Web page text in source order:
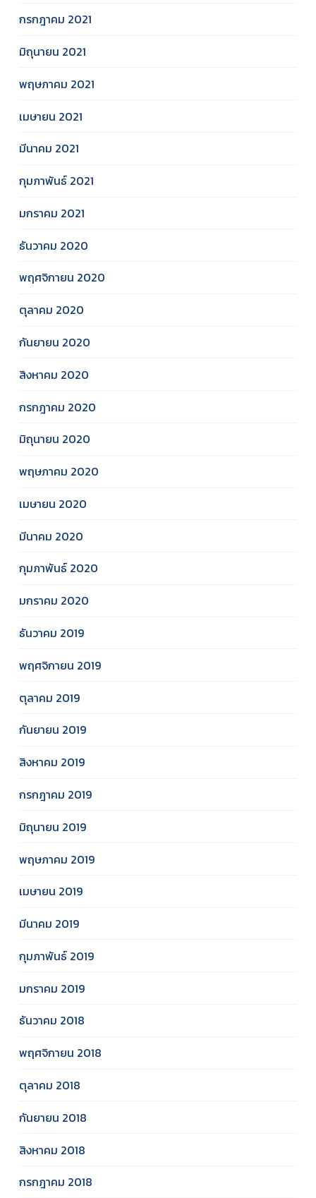
กรกฎาคม 2021
มิถุนายน 2021
พฤษภาคม 2021
เมษายน 2021
มีนาคม 2021
กุมภาพันธ์ 2021
มกราคม 2021
ธันวาคม 2020
พฤศจิกายน 2020
ตุลาคม 2020
กันยายน 2020
สิงหาคม 2020
กรกฎาคม 2020
มิถุนายน 2020
พฤษภาคม 2020
เมษายน 2020
มีนาคม 2020
กุมภาพันธ์ 2020
มกราคม 2020
ธันวาคม 2019
พฤศจิกายน 2019
ตุลาคม 2019
กันยายน 2019
สิงหาคม 2019
กรกฎาคม 2019
มิถุนายน 2019
พฤษภาคม 2019
เมษายน 2019
มีนาคม 2019
กุมภาพันธ์ 2019
มกราคม 2019
ธันวาคม 2018
พฤศจิกายน 2018
ตุลาคม 2018
กันยายน 2018
สิงหาคม 2018
กรกฎาคม 2018